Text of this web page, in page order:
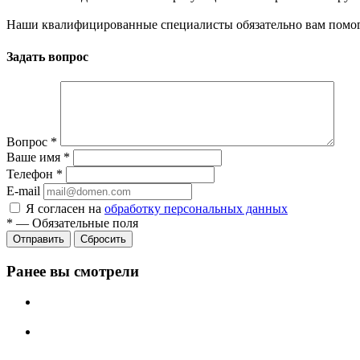
Наши квалифицированные специалисты обязательно вам
Задать вопрос
Вопрос *
Ваше имя *
Телефон *
E-mail
Я согласен на обработку персональных данных
* — Обязательные поля
Сбросить
Ранее вы смотрели